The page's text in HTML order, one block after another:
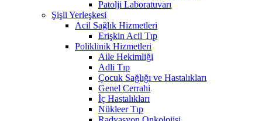
Patolji Laboratuvarı
Şişli Yerleşkesi
Acil Sağlık Hizmetleri
Erişkin Acil Tıp
Poliklinik Hizmetleri
Aile Hekimliği
Adli Tıp
Çocuk Sağlığı ve Hastalıkları
Genel Cerrahi
İç Hastalıkları
Nükleer Tıp